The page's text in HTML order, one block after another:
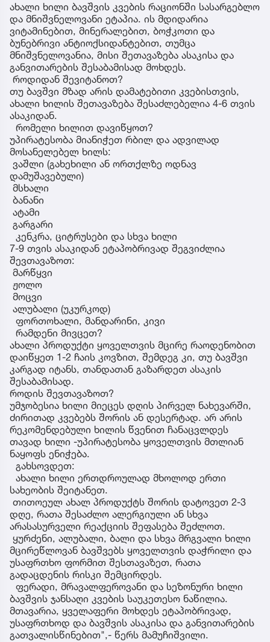
ახალი ხილი ბავშვის კვების რაციონში სასარგებლო
და მნიშვნელოვანი ეტაპია. ის მდიდარია
ვიტამინებით, მინერალებით, ბოჭკოთი და
ბუნებრივი ანტიოქსიდანტებით, თუმცა
მნიშვნელოვანია, მისი შეთავაზება ასაკისა და
განვითარების შესაბამისად მოხდეს.
როდიდან შევიტანოთ?
თუ ბავშვი მზად არის დამატებითი კვებისთვის,
ახალი ხილის შეთავაზება შესაძლებელია 4-6 თვის
ასაკიდან.
რომელი ხილით დავიწყოთ?
უპირატესობა მიანიჭეთ რბილ და ადვილად
მოსანელებელ ხილს:
ვაშლი (გახეხილი ან ორთქლზე ოდნავ
დამუშავებული)
მსხალი
ბანანი
ატამი
გარგარი
კენკრა, ციტრუსები და სხვა ხილი
7-9 თვის ასაკიდან ეტაპობრივად შეგვიძლია
შევთავაზოთ:
მარწყვი
ჟოლო
მოცვი
ალუბალი (უკურკოდ)
ფორთოხალი, მანდარინი, კივი
რამდენი მივცეთ?
ახალი პროდუქტი ყოველთვის მცირე რაოდენობით
დაიწყეთ 1-2 ჩაის კოვზით, შემდეგ კი, თუ ბავშვი
კარგად იტანს, თანდათან გაზარდეთ ასაკის
შესაბამისად.
როდის შევთავაზოთ?
უმჯობესია ხილი მიეცეს დღის პირველ ნახევარში,
ძირითად კვებებს შორის ან დესერტად. არ არის
რეკომენდებული ხილის წვენით ჩანაცვლდეს
თავად ხილი -უპირატესობა ყოველთვის მთლიან
ნაყოფს ენიჭება.
გახსოვდეთ:
ახალი ხილი ერთდროულად მხოლოდ ერთი
სახეობის შეიტანეთ.
თითოეულ ახალ პროდუქტს შორის დატოვეთ 2-3
დღე, რათა შესაძლო ალერგიული ან სხვა
არასასურველი რეაქციის შეფასება შეძლოთ.
ყურძენი, ალუბალი, ბალი და სხვა მრგვალი ხილი
მცირეწლოვან ბავშვებს ყოველთვის დაჭრილი და
უსაფრთხო ფორმით შესთავაზეთ, რათა
გადაცდენის რისკი შემცირდეს.
ფერადი, მრავალფეროვანი და სეზონური ხილი
ბავშვის ჯანსაღი კვების საუკეთესო ნაწილია.
მთავარია, ყველაფერი მოხდეს ეტაპობრივად,
უსაფრთხოდ და ბავშვის ასაკისა და განვითარების
გათვალისწინებით",- წერს მამუჩიშვილი.